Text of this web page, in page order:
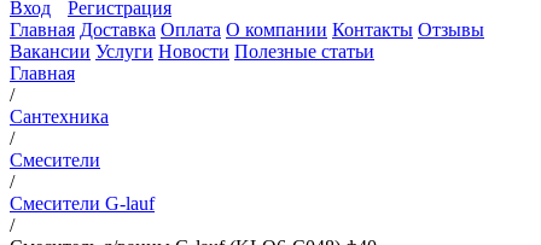
Вход
Регистрация
Главная Доставка Оплата О компании Контакты Отзывы
Вакансии Услуги Новости Полезные статьи
Главная
/
Сантехника
/
Смесители
/
Смесители G-lauf
/